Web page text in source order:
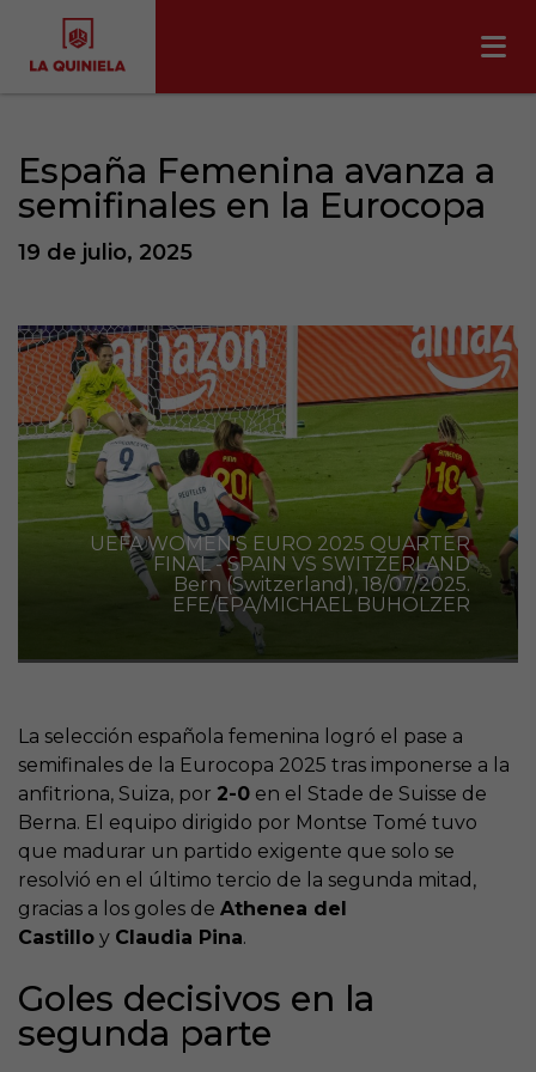
España Femenina avanza a
semifinales en la Eurocopa
19 de julio, 2025
UEFA WOMEN'S EURO 2025 QUARTER
FINAL - SPAIN VS SWITZERLAND
Bern (Switzerland), 18/07/2025.
EFE/EPA/MICHAEL BUHOLZER
La selección española femenina logró el pase a
semifinales de la Eurocopa 2025 tras imponerse a la
anfitriona, Suiza, por 2-0 en el Stade de Suisse de
Berna. El equipo dirigido por Montse Tomé tuvo
que madurar un partido exigente que solo se
resolvió en el último tercio de la segunda mitad,
gracias a los goles de Athenea del
Castillo y Claudia Pina.
Goles decisivos en la
segunda parte